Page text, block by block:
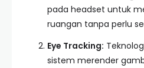
pada headset untuk
ruangan tanpa perlu
Eye Tracking:
sistem merender